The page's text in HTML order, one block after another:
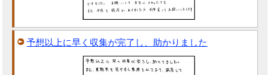
予想以上に早く収集が完了し、助かりました